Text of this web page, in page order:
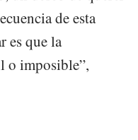
de esta
es que la
o imposible”,